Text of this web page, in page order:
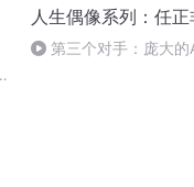
人生偶像系列：任
第三个对手：庞大的